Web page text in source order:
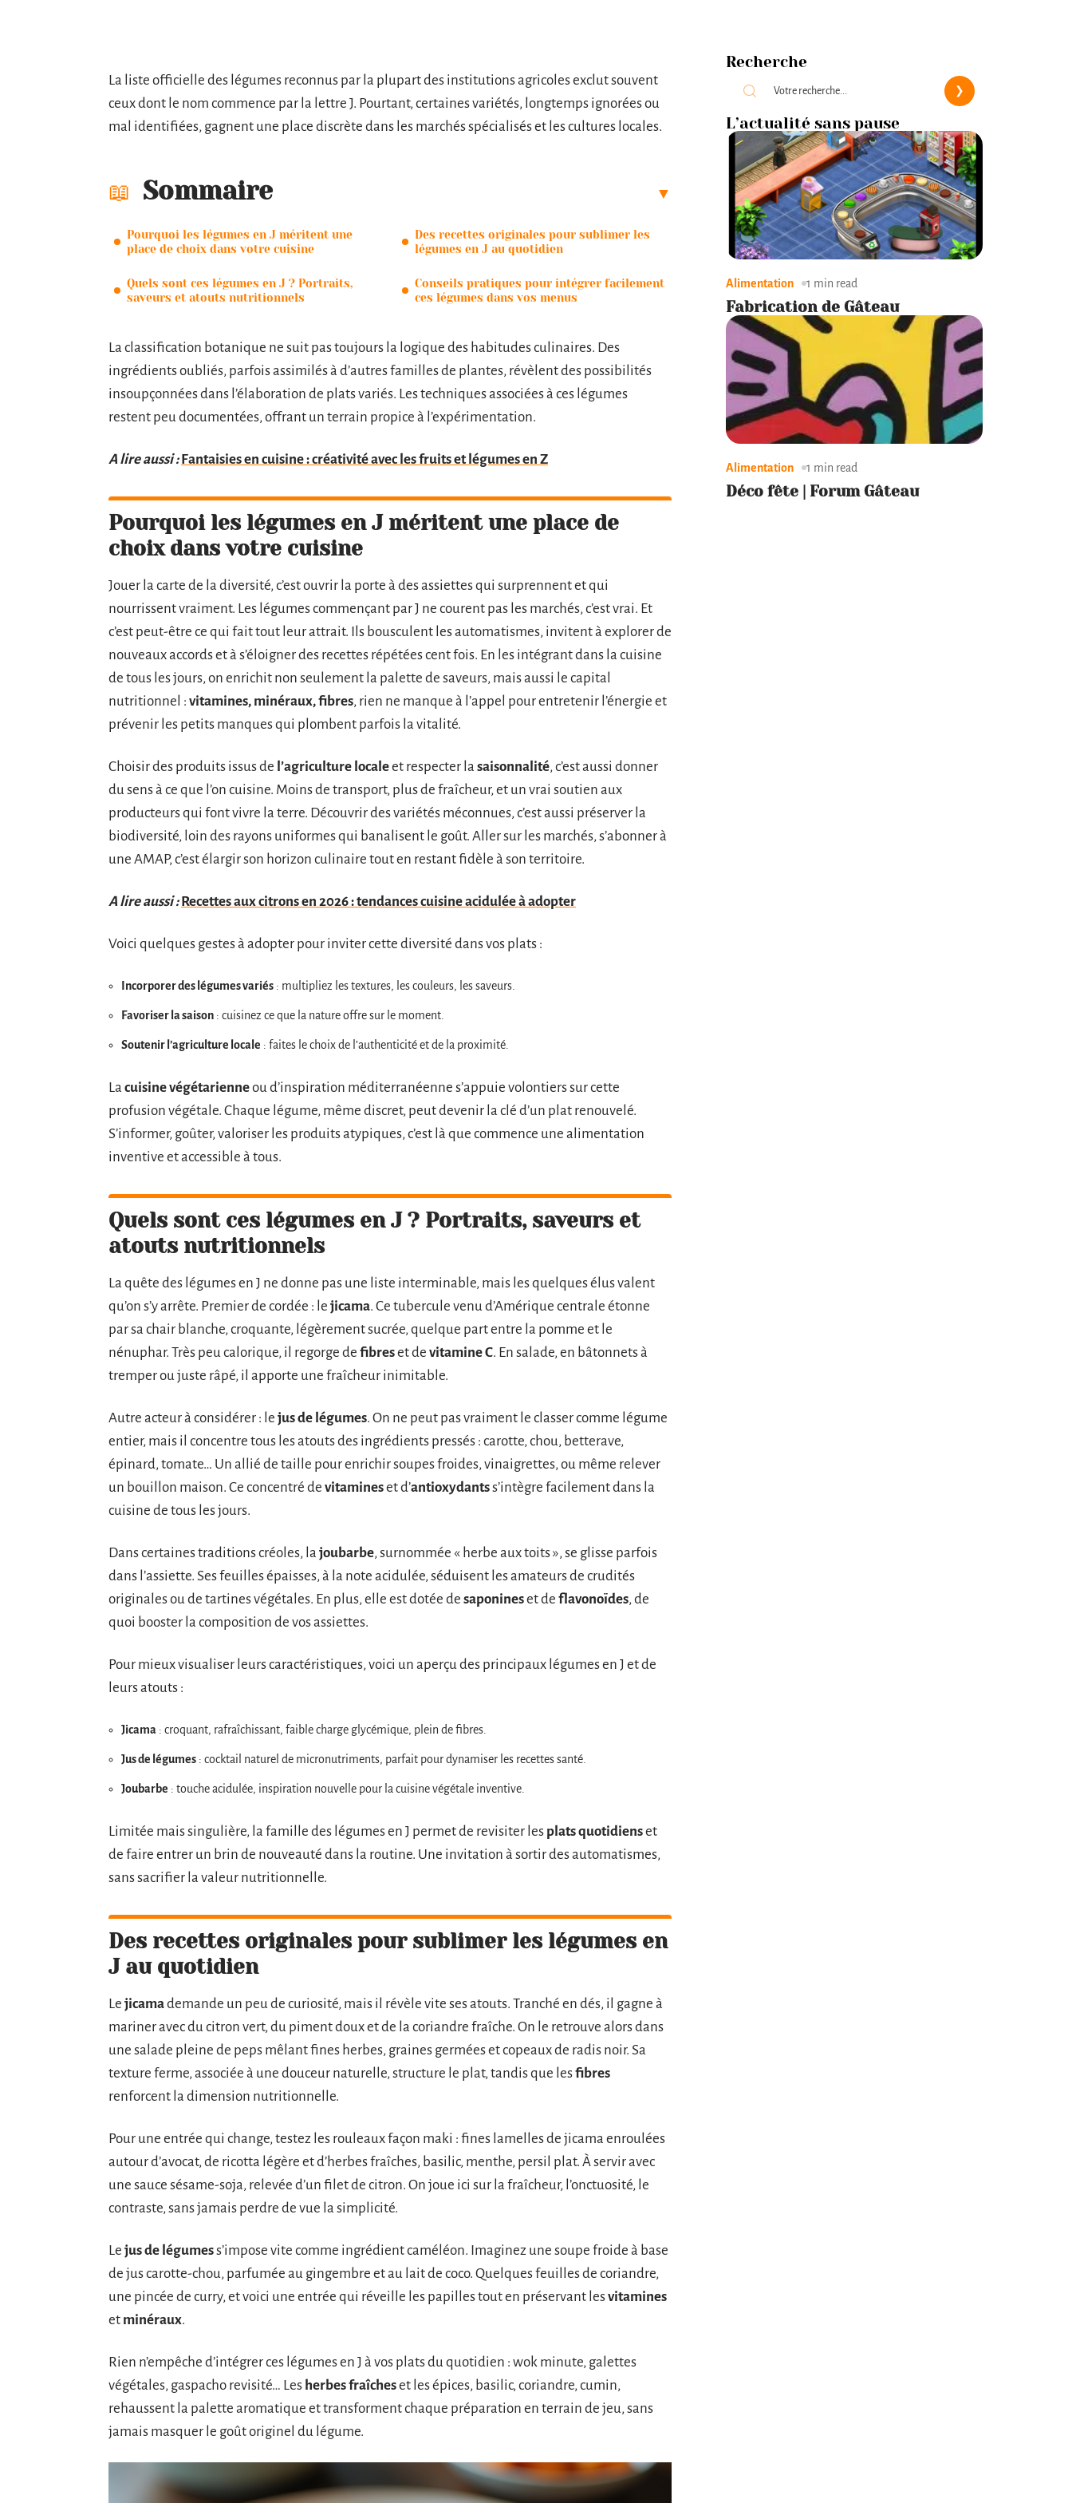
La liste officielle des légumes reconnus par la plupart des institutions agricoles exclut souvent
ceux dont le nom commence par la lettre J. Pourtant, certaines variétés, longtemps ignorées ou
mal identifiées, gagnent une place discrète dans les marchés spécialisés et les cultures locales.
Sommaire
Pourquoi les légumes en J méritent une
place de choix dans votre cuisine
Quels sont ces légumes en J ? Portraits,
saveurs et atouts nutritionnels
Des recettes originales pour sublimer les
légumes en J au quotidien
Conseils pratiques pour intégrer facilement
ces légumes dans vos menus
La classification botanique ne suit pas toujours la logique des habitudes culinaires. Des
ingrédients oubliés, parfois assimilés à d’autres familles de plantes, révèlent des possibilités
insoupçonnées dans l’élaboration de plats variés. Les techniques associées à ces légumes
restent peu documentées, offrant un terrain propice à l’expérimentation.
A lire aussi : Fantaisies en cuisine : créativité avec les fruits et légumes en Z
Pourquoi les légumes en J méritent une place de
choix dans votre cuisine
Jouer la carte de la diversité, c’est ouvrir la porte à des assiettes qui surprennent et qui
nourrissent vraiment. Les légumes commençant par J ne courent pas les marchés, c’est vrai. Et
c’est peut-être ce qui fait tout leur attrait. Ils bousculent les automatismes, invitent à explorer de
nouveaux accords et à s’éloigner des recettes répétées cent fois. En les intégrant dans la cuisine
de tous les jours, on enrichit non seulement la palette de saveurs, mais aussi le capital
nutritionnel : vitamines, minéraux, fibres, rien ne manque à l’appel pour entretenir l’énergie et
prévenir les petits manques qui plombent parfois la vitalité.
Choisir des produits issus de l’agriculture localeet respecter la saisonnalité, c’est aussi donner
du sens à ce que l’on cuisine. Moins de transport, plus de fraîcheur, et un vrai soutien aux
producteurs qui font vivre la terre. Découvrir des variétés méconnues, c’est aussi préserver la
biodiversité, loin des rayons uniformes qui banalisent le goût. Aller sur les marchés, s’abonner à
une AMAP, c’est élargir son horizon culinaire tout en restant fidèle à son territoire.
A lire aussi : Recettes aux citrons en 2026 : tendances cuisine acidulée à adopter
Voici quelques gestes à adopter pour inviter cette diversité dans vos plats :
Incorporer des légumes variés : multipliez les textures, les couleurs, les saveurs.
Favoriser la saison : cuisinez ce que la nature offre sur le moment.
Soutenir l’agriculture locale : faites le choix de l’authenticité et de la proximité.
La cuisine végétarienneou d’inspiration méditerranéenne s’appuie volontiers sur cette
profusion végétale. Chaque légume, même discret, peut devenir la clé d’un plat renouvelé.
S’informer, goûter, valoriser les produits atypiques, c’est là que commence une alimentation
inventive et accessible à tous.
Quels sont ces légumes en J ? Portraits, saveurs et
atouts nutritionnels
La quête des légumes en J ne donne pas une liste interminable, mais les quelques élus valent
qu’on s’y arrête. Premier de cordée : le jicama. Ce tubercule venu d’Amérique centrale étonne
par sa chair blanche, croquante, légèrement sucrée, quelque part entre la pomme et le
nénuphar. Très peu calorique, il regorge de fibreset de vitamine C. En salade, en bâtonnets à
tremper ou juste râpé, il apporte une fraîcheur inimitable.
Autre acteur à considérer : le jus de légumes. On ne peut pas vraiment le classer comme légume
entier, mais il concentre tous les atouts des ingrédients pressés : carotte, chou, betterave,
épinard, tomate… Un allié de taille pour enrichir soupes froides, vinaigrettes, ou même relever
un bouillon maison. Ce concentré de vitamineset d’antioxydantss’intègre facilement dans la
cuisine de tous les jours.
Dans certaines traditions créoles, la joubarbe, surnommée « herbe aux toits », se glisse parfois
dans l’assiette. Ses feuilles épaisses, à la note acidulée, séduisent les amateurs de crudités
originales ou de tartines végétales. En plus, elle est dotée de saponineset de flavonoïdes, de
quoi booster la composition de vos assiettes.
Pour mieux visualiser leurs caractéristiques, voici un aperçu des principaux légumes en J et de
leurs atouts :
Jicama : croquant, rafraîchissant, faible charge glycémique, plein de fibres.
Jus de légumes : cocktail naturel de micronutriments, parfait pour dynamiser les recettes santé.
Joubarbe : touche acidulée, inspiration nouvelle pour la cuisine végétale inventive.
Limitée mais singulière, la famille des légumes en J permet de revisiter les plats quotidienset
de faire entrer un brin de nouveauté dans la routine. Une invitation à sortir des automatismes,
sans sacrifier la valeur nutritionnelle.
Des recettes originales pour sublimer les légumes en
J au quotidien
Le jicamademande un peu de curiosité, mais il révèle vite ses atouts. Tranché en dés, il gagne à
mariner avec du citron vert, du piment doux et de la coriandre fraîche. On le retrouve alors dans
une salade pleine de peps mêlant fines herbes, graines germées et copeaux de radis noir. Sa
texture ferme, associée à une douceur naturelle, structure le plat, tandis que lesfibres
renforcent la dimension nutritionnelle.
Pour une entrée qui change, testez les rouleaux façon maki : fines lamelles de jicama enroulées
autour d’avocat, de ricotta légère et d’herbes fraîches, basilic, menthe, persil plat. À servir avec
une sauce sésame-soja, relevée d’un filet de citron. On joue ici sur la fraîcheur, l’onctuosité, le
contraste, sans jamais perdre de vue la simplicité.
Le jus de légumess’impose vite comme ingrédient caméléon. Imaginez une soupe froide à base
de jus carotte-chou, parfumée au gingembre et au lait de coco. Quelques feuilles de coriandre,
une pincée de curry, et voici une entrée qui réveille les papilles tout en préservant lesvitamines
et minéraux.
Rien n’empêche d’intégrer ces légumes en J à vos plats du quotidien : wok minute, galettes
végétales, gaspacho revisité… Les herbes fraîcheset les épices, basilic, coriandre, cumin,
rehaussent la palette aromatique et transforment chaque préparation en terrain de jeu, sans
jamais masquer le goût originel du légume.
Recherche
L’actualité sans pause
Alimentation 1 min read
Fabrication de Gâteau
Alimentation 1 min read
Déco fête | Forum Gâteau